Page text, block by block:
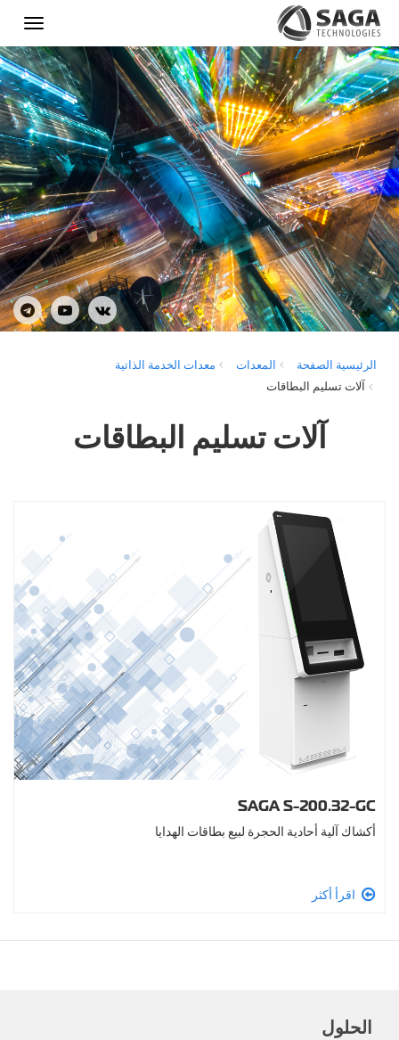
Show
menu
الرئيسية الصفحة المعدات
معدات الخدمة الذاتية
آلات تسليم البطاقات
آلات تسليم البطاقات
SAGA S-200.32-GC
أكشاك آلية أحادية الحجرة لبيع بطاقات الهدايا
اقرأ أكثر
الحلول